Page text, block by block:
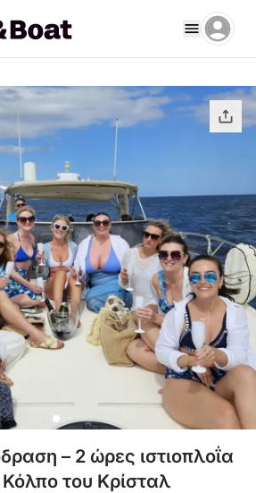
– 2 ώρες ιστιοπλοΐα
του Κρίσταλ